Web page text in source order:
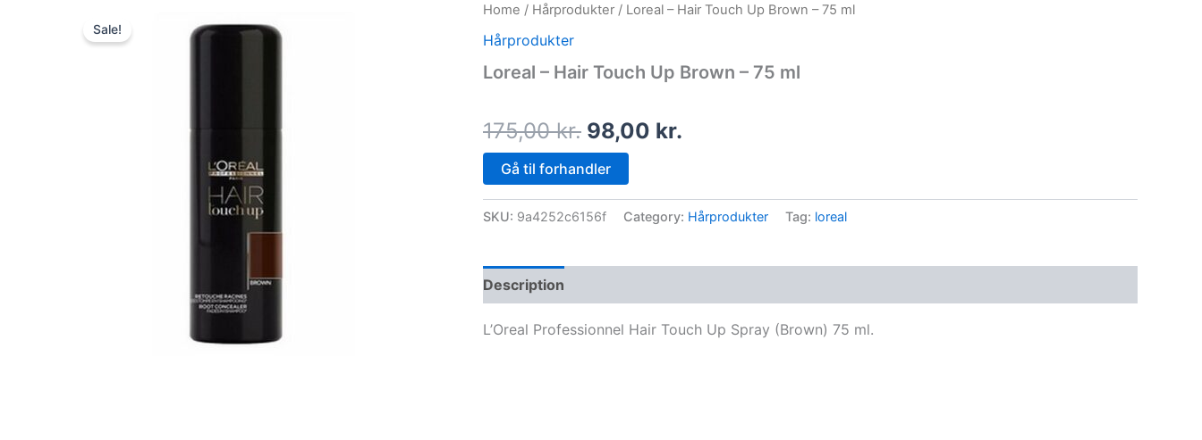
Sale!
Home / Hårprodukter / Loreal – Hair Touch Up Brown – 75 ml
Hårprodukter
Loreal – Hair Touch Up Brown – 75 ml
175,00kr.
Original
was:
175,00 kr..
98,00 kr.
Current
is:
Gå til forhandler
SKU: 9a4252c6156f Category: Hårprodukter Tag: loreal
Description
L’Oreal Professionnel Hair Touch Up Spray (Brown) 75 ml.